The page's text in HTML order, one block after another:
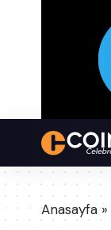
Anasayfa»